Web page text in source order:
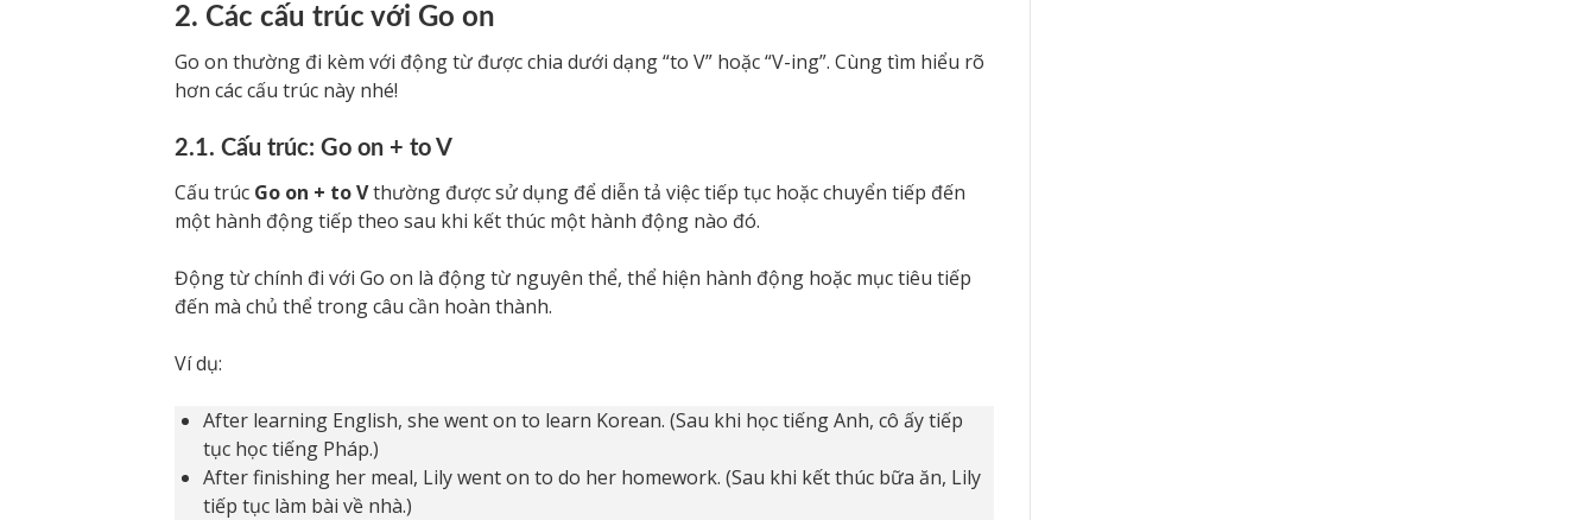
2. Các cấu trúc với Go on
Go on thường đi kèm với động từ được chia dưới dạng “to V” hoặc “V-ing”. Cùng tìm hiểu rõ
hơn các cấu trúc này nhé!
2.1. Cấu trúc: Go on + to V
Cấu trúc Go on + to Vthường được sử dụng để diễn tả việc tiếp tục hoặc chuyển tiếp đến
một hành động tiếp theo sau khi kết thúc một hành động nào đó.
Động từ chính đi với Go on là động từ nguyên thể, thể hiện hành động hoặc mục tiêu tiếp
đến mà chủ thể trong câu cần hoàn thành.
Ví dụ:
After learning English, she went on to learn Korean. (Sau khi học tiếng Anh, cô ấy tiếp
tục học tiếng Pháp.)
After finishing her meal, Lily went on to do her homework. (Sau khi kết thúc bữa ăn, Lily
tiếp tục làm bài về nhà.)